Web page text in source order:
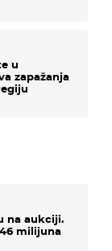
u
zapažanja
na aukciji.
milijuna